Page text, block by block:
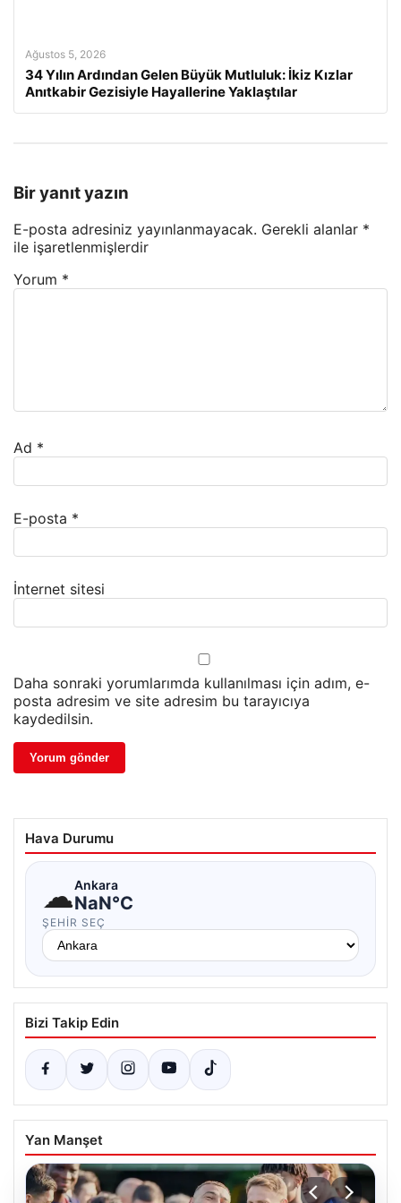
Ağustos 5, 2026
34 Yılın Ardından Gelen Büyük Mutluluk: İkiz Kızlar
Anıtkabir Gezisiyle Hayallerine Yaklaştılar
Bir yanıt yazın
E-posta adresiniz yayınlanmayacak. Gerekli alanlar *
ile işaretlenmişlerdir
Yorum *
Ad *
E-posta *
İnternet sitesi
Daha sonraki yorumlarımda kullanılması için adım, e-
posta adresim ve site adresim bu tarayıcıya
kaydedilsin.
Hava Durumu
☁Ankara
NaN°C
ŞEHIR SEÇ
Bizi Takip Edin
Yan Manşet